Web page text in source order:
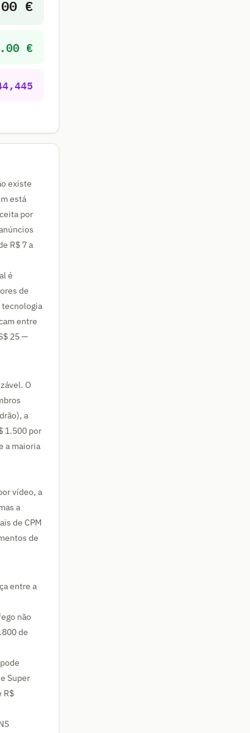
€
€
existe
está
por
R$ 7 a
é
de
tecnologia
entre
25 —
O
a
1.500 por
a maioria
vídeo, a
a
de CPM
de
entre a
não
de
Super
R$